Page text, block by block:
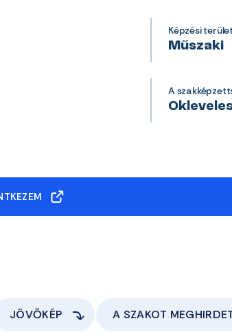
Képzési terület
Műszaki
A
JÖVŐKÉP A SZAKOT